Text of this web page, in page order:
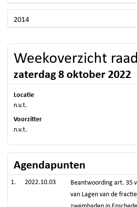
2014
Weekoverzicht
zaterdag 8 oktober 2022
Locatie
n.v.t.
Voorzitter
n.v.t.
Agendapunten
2022.10.03
Beantwoording art. 35
van Lagen van de